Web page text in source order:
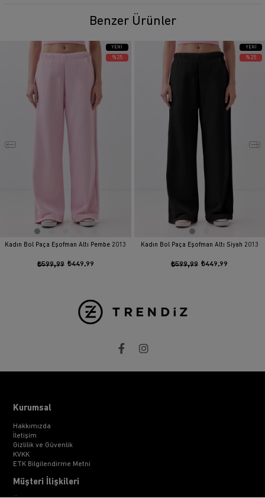
Benzer Ürünler
Kadın Bol Paça Eşofman Altı Pembe 2013
₺449,99
₺599,99
YENI
ÜRÜN
%25
Kadın Bol Paça Eşofman Altı Siyah 2013
₺449,99
₺599,99
YENI
ÜRÜN
%25
Kurumsal
Hakkımızda
İletişim
Gizlilik ve Güvenlik
KVKK
ETK Bilgilendirme Metni
Müşteri İlişkileri